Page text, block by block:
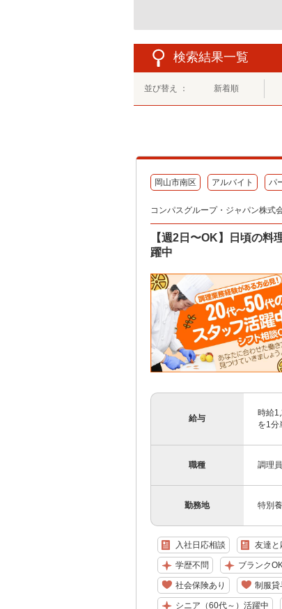
検索結果一覧
並び替え ： 新着順
岡山市南区 アルバイト パ
コンパスグループ・ジャパン株
【週2日〜OK】日頃の料
躍中
給与
時給
を1分
職種 調理
勤務地 特別
入社日応相談 友達と
学歴不問 ブランク
社会保険あり 制服貸
シニア（60代～）活躍中